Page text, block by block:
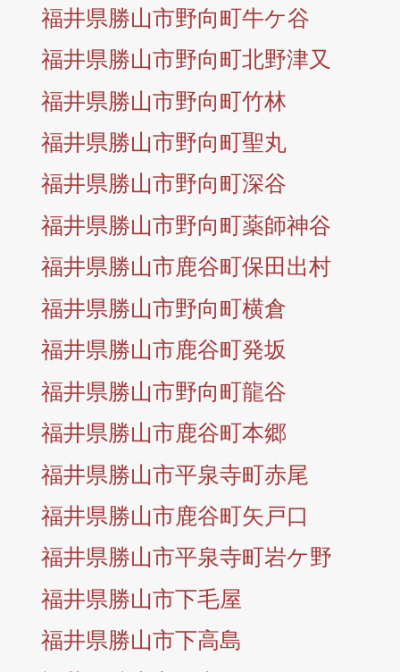
福井県勝山市野向町牛ケ谷
福井県勝山市野向町北野津又
福井県勝山市野向町竹林
福井県勝山市野向町聖丸
福井県勝山市野向町深谷
福井県勝山市野向町薬師神谷
福井県勝山市鹿谷町保田出村
福井県勝山市野向町横倉
福井県勝山市鹿谷町発坂
福井県勝山市野向町龍谷
福井県勝山市鹿谷町本郷
福井県勝山市平泉寺町赤尾
福井県勝山市鹿谷町矢戸口
福井県勝山市平泉寺町岩ケ野
福井県勝山市下毛屋
福井県勝山市下高島